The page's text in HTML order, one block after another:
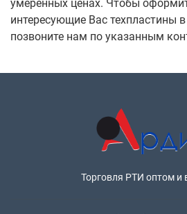
умеренных ценах. Чтобы
интересующие Вас техпластины
позвоните нам по указанным
Торговля РТИ оптом и